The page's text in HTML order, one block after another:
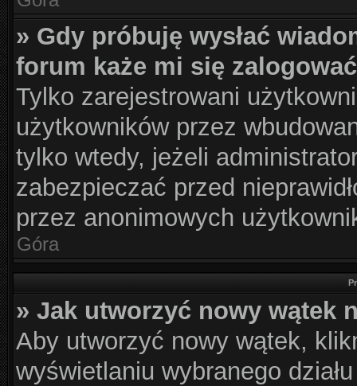
» Gdy próbuję wysłać
forum każe mi się
Tylko zarejestrowani
użytkowników przez
tylko wtedy, jeżeli
zabezpieczać przed
przez anonimowych
Góra
» Jak utworzyć nowy wątek
Aby utworzyć nowy wątek,
wyświetlaniu wybranego